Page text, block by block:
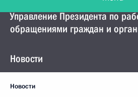
Управление Президента по
обращениями граждан и
Новости
Новости